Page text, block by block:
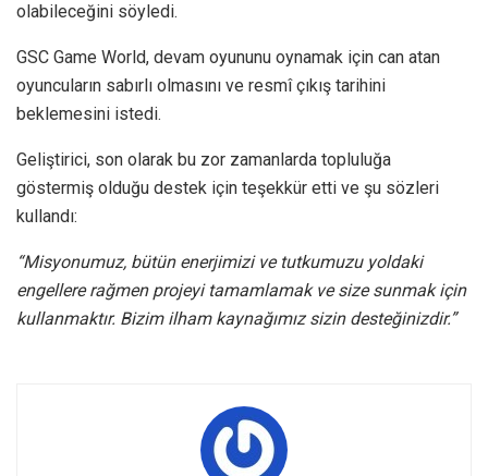
olabileceğini söyledi.
GSC Game World, devam oyununu oynamak için can atan
oyuncuların sabırlı olmasını ve resmî çıkış tarihini
beklemesini istedi.
Geliştirici, son olarak bu zor zamanlarda topluluğa
göstermiş olduğu destek için teşekkür etti ve şu sözleri
kullandı:
“Misyonumuz, bütün enerjimizi ve tutkumuzu yoldaki
engellere rağmen projeyi tamamlamak ve size sunmak için
kullanmaktır. Bizim ilham kaynağımız sizin desteğinizdir.”